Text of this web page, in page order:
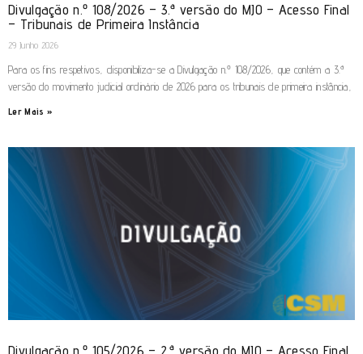
Divulgação n.º 108/2026 – 3.ª versão do MJO – Acesso Final
– Tribunais de Primeira Instância
29 Junho 2026
Para os fins respetivos, disponibiliza-se a Divulgação n.º 108/2026, que contém a 3.ª
versão do movimento judicial ordinário de 2026 para os tribunais de primeira instância,
Ler Mais »
Divulgação n.º 105/2026 – 2.ª versão do MJO – Acesso Final